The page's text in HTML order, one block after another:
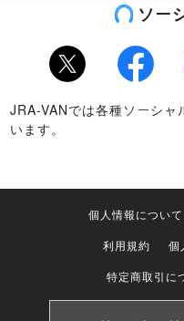
ソー
Twitter Facebook
JRA-VANでは各種ソーシャ
います。
個人情報について
利用規約
個
特定商取引に